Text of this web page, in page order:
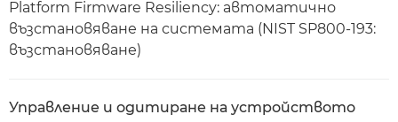
Platform Firmware Resiliency: автоматично
възстановяване на системата (NIST SP800-193:
възстановяване)
Управление и одитиране на устройството